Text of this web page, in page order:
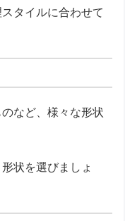
タイルに合わせて
など、様々な形状
状を選びましょ